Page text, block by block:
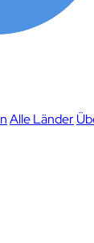
Alle Länder